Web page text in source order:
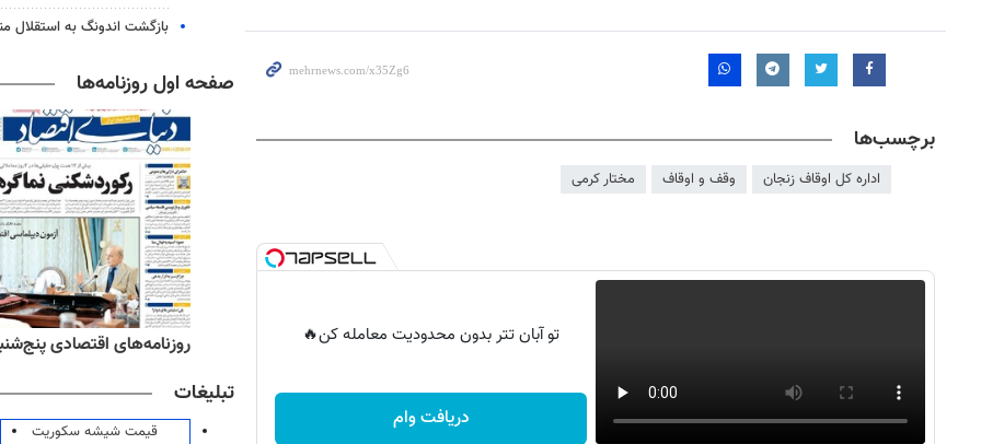
برچسب‌ها
اداره کل اوقاف زنجان وقف و اوقاف مختار کرمی
تو آبان تتر بدون محدودیت معامله کن🔥
دریافت وام
بازگشت اندونگ به استقلال
صفحه اول روزنامه‌ها
روزنامه‌های ورزشی پنج‌شنبه ۱۵ مرداد ۱۴۰۵ روزنامه‌های اقتصادی پنج‌شنبه ۱۵ مرداد
تبلیغات
قیمت شیشه سکوریت